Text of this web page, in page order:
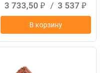
3 733,50 ₽ / 3 537 ₽
В корзину